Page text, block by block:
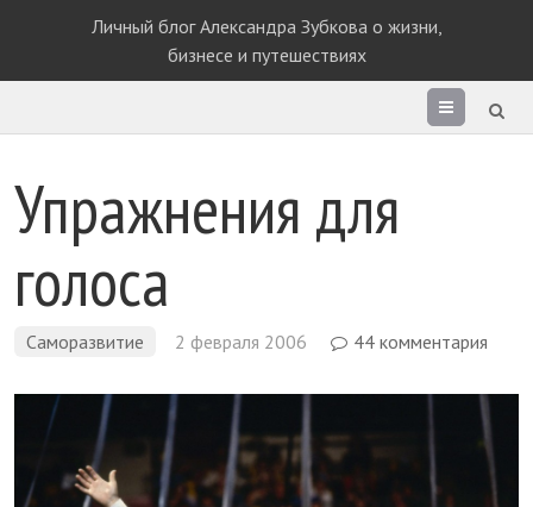
Личный блог Александра Зубкова о жизни,
бизнесе и путешествиях
Упражнения для
голоса
Саморазвитие 2 февраля 2006 44 комментария